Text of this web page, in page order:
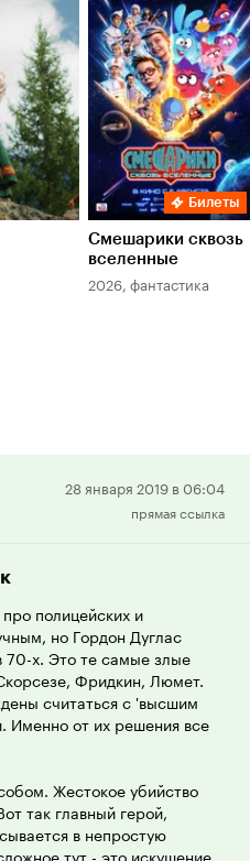
Билеты
Смешарики сквозь
вселенные
2026, фантастика
28 января 2019 в 06:04
прямая ссылка
полицейских и
но Гордон Дуглас
70-х. Это те самые злые
Фридкин, Люмет.
считаться с 'высшим
Именно от их решения все
Жестокое убийство
так главный герой,
в непростую
тут - это искушение.